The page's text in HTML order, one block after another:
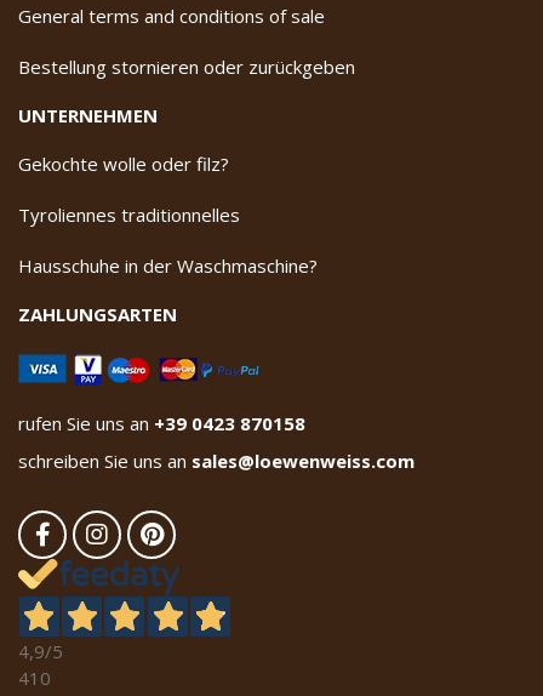
General terms and conditions of sale
Bestellung stornieren oder zurückgeben
UNTERNEHMEN
Gekochte wolle oder filz?
Tyroliennes traditionnelles
Hausschuhe in der Waschmaschine?
ZAHLUNGSARTEN
rufen Sie uns an +39 0423 870158
schreiben Sie uns an sales@loewenweiss.com
4,9/5
410